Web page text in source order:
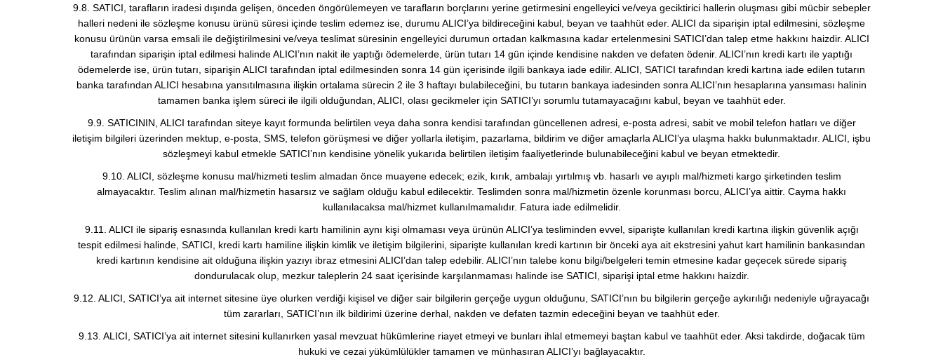
9.8. SATICI, tarafların iradesi dışında gelişen, önceden öngörülemeyen ve tarafların borçlarını yerine getirmesini engelleyici ve/veya geciktirici hallerin oluşması gibi mücbir sebepler
halleri nedeni ile sözleşme konusu ürünü süresi içinde teslim edemez ise, durumu ALICI’ya bildireceğini kabul, beyan ve taahhüt eder. ALICI da siparişin iptal edilmesini, sözleşme
konusu ürünün varsa emsali ile değiştirilmesini ve/veya teslimat süresinin engelleyici durumun ortadan kalkmasına kadar ertelenmesini SATICI’dan talep etme hakkını haizdir. ALICI
tarafından siparişin iptal edilmesi halinde ALICI’nın nakit ile yaptığı ödemelerde, ürün tutarı 14 gün içinde kendisine nakden ve defaten ödenir. ALICI’nın kredi kartı ile yaptığı
ödemelerde ise, ürün tutarı, siparişin ALICI tarafından iptal edilmesinden sonra 14 gün içerisinde ilgili bankaya iade edilir. ALICI, SATICI tarafından kredi kartına iade edilen tutarın
banka tarafından ALICI hesabına yansıtılmasına ilişkin ortalama sürecin 2 ile 3 haftayı bulabileceğini, bu tutarın bankaya iadesinden sonra ALICI’nın hesaplarına yansıması halinin
tamamen banka işlem süreci ile ilgili olduğundan, ALICI, olası gecikmeler için SATICI’yı sorumlu tutamayacağını kabul, beyan ve taahhüt eder.
9.9. SATICININ, ALICI tarafından siteye kayıt formunda belirtilen veya daha sonra kendisi tarafından güncellenen adresi, e-posta adresi, sabit ve mobil telefon hatları ve diğer
iletişim bilgileri üzerinden mektup, e-posta, SMS, telefon görüşmesi ve diğer yollarla iletişim, pazarlama, bildirim ve diğer amaçlarla ALICI’ya ulaşma hakkı bulunmaktadır. ALICI, işbu
sözleşmeyi kabul etmekle SATICI’nın kendisine yönelik yukarıda belirtilen iletişim faaliyetlerinde bulunabileceğini kabul ve beyan etmektedir.
9.10. ALICI, sözleşme konusu mal/hizmeti teslim almadan önce muayene edecek; ezik, kırık, ambalajı yırtılmış vb. hasarlı ve ayıplı mal/hizmeti kargo şirketinden teslim
almayacaktır. Teslim alınan mal/hizmetin hasarsız ve sağlam olduğu kabul edilecektir. Teslimden sonra mal/hizmetin özenle korunması borcu, ALICI’ya aittir. Cayma hakkı
kullanılacaksa mal/hizmet kullanılmamalıdır. Fatura iade edilmelidir.
9.11. ALICI ile sipariş esnasında kullanılan kredi kartı hamilinin aynı kişi olmaması veya ürünün ALICI’ya tesliminden evvel, siparişte kullanılan kredi kartına ilişkin güvenlik açığı
tespit edilmesi halinde, SATICI, kredi kartı hamiline ilişkin kimlik ve iletişim bilgilerini, siparişte kullanılan kredi kartının bir önceki aya ait ekstresini yahut kart hamilinin bankasından
kredi kartının kendisine ait olduğuna ilişkin yazıyı ibraz etmesini ALICI’dan talep edebilir. ALICI’nın talebe konu bilgi/belgeleri temin etmesine kadar geçecek sürede sipariş
dondurulacak olup, mezkur taleplerin 24 saat içerisinde karşılanmaması halinde ise SATICI, siparişi iptal etme hakkını haizdir.
9.12. ALICI, SATICI’ya ait internet sitesine üye olurken verdiği kişisel ve diğer sair bilgilerin gerçeğe uygun olduğunu, SATICI’nın bu bilgilerin gerçeğe aykırılığı nedeniyle uğrayacağı
tüm zararları, SATICI’nın ilk bildirimi üzerine derhal, nakden ve defaten tazmin edeceğini beyan ve taahhüt eder.
9.13. ALICI, SATICI’ya ait internet sitesini kullanırken yasal mevzuat hükümlerine riayet etmeyi ve bunları ihlal etmemeyi baştan kabul ve taahhüt eder. Aksi takdirde, doğacak tüm
hukuki ve cezai yükümlülükler tamamen ve münhasıran ALICI’yı bağlayacaktır.